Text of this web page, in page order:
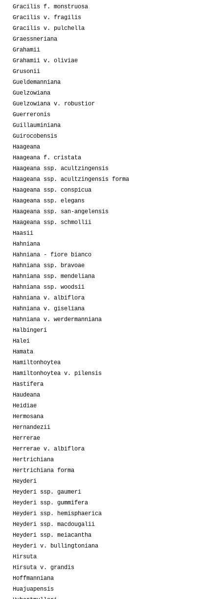
Gracilis f. monstruosa
Gracilis v. fragilis
Gracilis v. pulchella
Graessneriana
Grahamii
Grahamii v. oliviae
Grusonii
Gueldemanniana
Guelzowiana
Guelzowiana v. robustior
Guerreronis
Guillauminiana
Guirocobensis
Haageana
Haageana f. cristata
Haageana ssp. acultzingensis
Haageana ssp. acultzingensis forma
Haageana ssp. conspicua
Haageana ssp. elegans
Haageana ssp. san-angelensis
Haageana ssp. schmollii
Haasii
Hahniana
Hahniana - fiore bianco
Hahniana ssp. bravoae
Hahniana ssp. mendeliana
Hahniana ssp. woodsii
Hahniana v. albiflora
Hahniana v. giseliana
Hahniana v. werdermanniana
Halbingeri
Halei
Hamata
Hamiltonhoytea
Hamiltonhoytea v. pilensis
Hastifera
Haudeana
Heidiae
Hermosana
Hernandezii
Herrerae
Herrerae v. albiflora
Hertrichiana
Hertrichiana forma
Heyderi
Heyderi ssp. gaumeri
Heyderi ssp. gummifera
Heyderi ssp. hemisphaerica
Heyderi ssp. macdougalii
Heyderi ssp. meiacantha
Heyderi v. bullingtoniana
Hirsuta
Hirsuta v. grandis
Hoffmanniana
Huajuapensis